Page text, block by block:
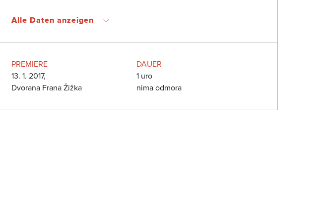
Alle Daten anzeigen
PREMIERE
13. 1. 2017,
Dvorana Frana Žižka
DAUER
1 uro
nima odmora